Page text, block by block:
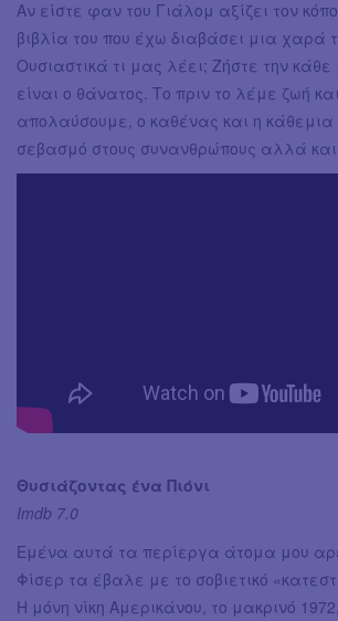
Αν είστε φαν του Γιάλομ αξίζει τον
βιβλία του που έχω διαβάσει μια χαρά
Ουσιαστικά τι μας λέει; Ζήστε την
είναι ο θάνατος. Το πριν το λέμε ζωή
απολαύσουμε, ο καθένας και η κάθεμια
σεβασμό στους συνανθρώπους αλλά και
Θυσιάζοντας ένα Πιόνι
Imdb 7.0
Εμένα αυτά τα περίεργα άτομα μου
Φίσερ τα έβαλε με το σοβιετικό
Η μόνη νίκη Αμερικάνου, το μακρινό